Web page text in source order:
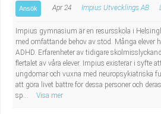
Ansök Apr 24 Impius Utvecklings AB
Impius gymnasium är en resursskola i
med omfattande behov av stöd. Många elever
ADHD. Erfarenheter av tidigare
flertalet av våra elever. Impius existerar i syfte
ungdomar och vuxna med neuropsykiatriska
att göra livet bättre för dessa personer och
sp...
Visa mer